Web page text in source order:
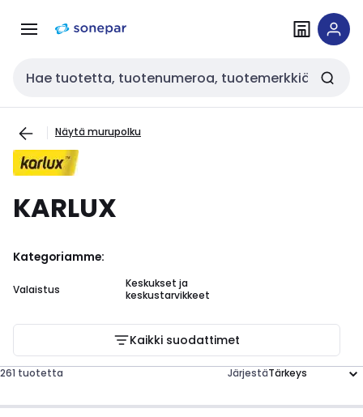
navigointiinsisältöön
Haku
Näytä murupolku
KARLUX
Kategoriamme:
Valaistus
Keskukset ja
keskustarvikkeet
Kaikki suodattimet
261 tuotetta Järjestä